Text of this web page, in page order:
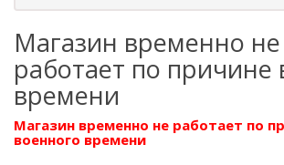
Магазин временно не
работает по причине
времени
Магазин временно не работает по
военного времени